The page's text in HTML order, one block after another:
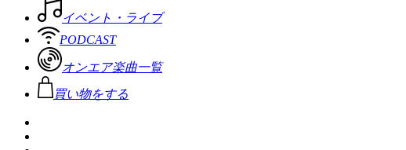
イベント・ライブ
PODCAST
オンエア楽曲一覧
買い物をする